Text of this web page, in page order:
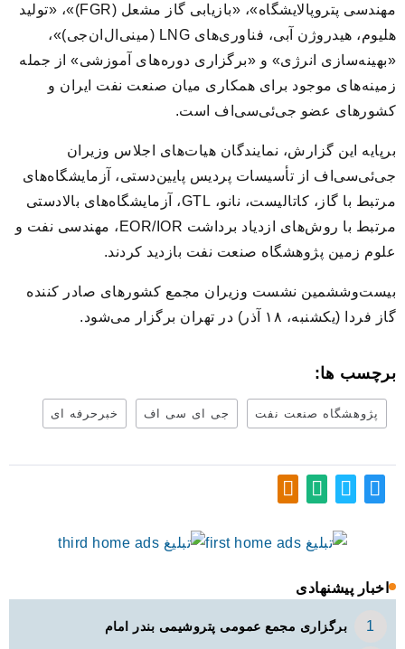
مهندسی پتروپالایشگاه»، «بازیابی گاز مشعل (FGR)»، «تولید
هلیوم، هیدروژن آبی، فناوری‌های LNG (مینی‌ال‌ان‌جی)»،
«بهینه‌سازی انرژی» و «برگزاری دوره‌های آموزشی» از جمله
زمینه‌های موجود برای همکاری میان صنعت نفت ایران و
کشورهای عضو جی‌ئی‌سی‌اف است.
برپایه این گزارش، نمایندگان هیات‌های اجلاس وزیران
جی‌ئی‌سی‌اف از تأسیسات پردیس پایین‌دستی، آزمایشگاه‌های
مرتبط با گاز، کاتالیست، نانو، GTL، آزمایشگاه‌های بالادستی
مرتبط با روش‌های ازدیاد برداشت EOR/IOR، مهندسی نفت و
علوم زمین پژوهشگاه صنعت نفت بازدید کردند.
بیست‌وششمین نشست وزیران مجمع کشورهای صادر کننده
گاز فردا (یکشنبه، ۱۸ آذر) در تهران برگزار می‌شود.
برچسب ها:
پژوهشگاه صنعت نفت جی ای سی اف خبرحرفه ای
اخبار پیشنهادی
برگزاری مجمع عمومی پتروشیمی بندر امام